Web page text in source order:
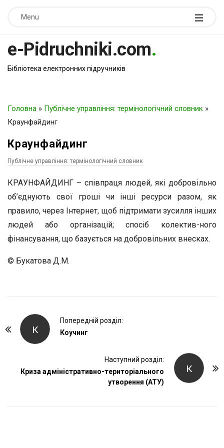
Menu
e-Pidruchniki.com.
Бібліотека електронних підручників
Головна » Публічне управління: термінологічний словник »
Краунфайдинг
Краунфайдинг
Публічне управління: термінологічний словник
КРАУНФАЙДИНГ – співпраця людей, які добровільно
об’єднують свої гроші чи інші ресурси разом, як
правило, через Інтернет, щоб підтримати зусилля інших
людей або організацій; спосіб колектив-ного
фінансування, що базується на добровільних внесках.
© Букатова Д.М.
К
Попередній розділ:
Коучинг
К
Наступний розділ:
Криза адміністративно-територіального
утворення (АТУ)